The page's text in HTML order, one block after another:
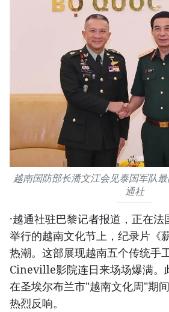
越南国防部长潘文江会见泰国军队
通社
·越通社驻巴黎记者报道，正在
举行的越南文化节上，纪录片《
热潮。这部展现越南五个传统手
Cineville影院连日来场场爆满。
在圣埃尔布兰市"越南文化周"期
热烈反响。